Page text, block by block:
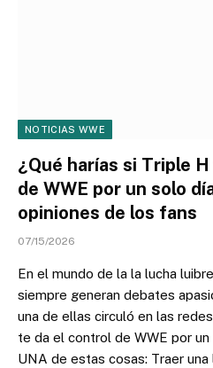
NOTICIAS WWE
¿Qué harías si Triple
de WWE por un solo
opiniones de los fans
07/15/2026
En el mundo de la la lucha
siempre generan debates
una de ellas circuló en las
te da el control de WWE por
UNA de estas cosas: Traer